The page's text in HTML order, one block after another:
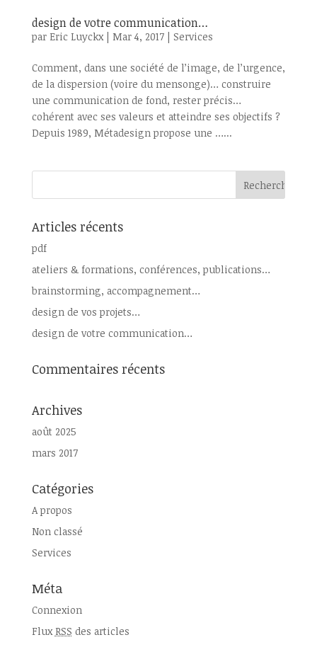
design de votre communication…
par Eric Luyckx| Mar 4, 2017| Services
Comment, dans une société de l’image, de l’urgence,
de la dispersion (voire du mensonge)… construire
une communication de fond, rester précis…
cohérent avec ses valeurs et atteindre ses objectifs ?
Depuis 1989, Métadesign propose une …...
Articles récents
pdf
ateliers & formations, conférences, publications…
brainstorming, accompagnement…
design de vos projets…
design de votre communication…
Commentaires récents
Archives
août 2025
mars 2017
Catégories
A propos
Non classé
Services
Méta
Connexion
Flux RSS des articles